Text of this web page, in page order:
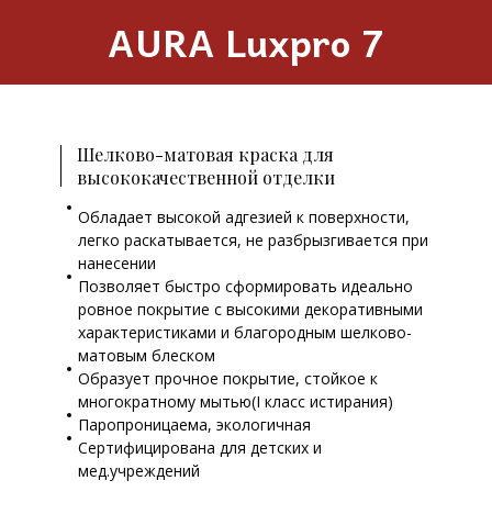
AURA Luxpro 7
Шелково-матовая краска для
высококачественной отделки
Обладает высокой адгезией к поверхности,
легко раскатывается, не разбрызгивается при
нанесении
Позволяет быстро сформировать идеально
ровное покрытие с высокими декоративными
характеристиками и благородным шелково-
матовым блеском
Образует прочное покрытие, стойкое к
многократному мытью(I класс истирания)
Паропроницаема, экологичная
Сертифицирована для детских и
мед.учреждений